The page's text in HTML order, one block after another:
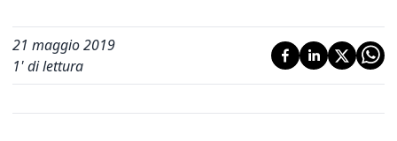
21 maggio 2019
1' di lettura